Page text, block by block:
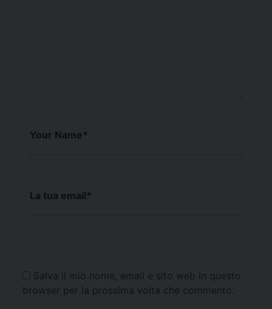
Your Name*
La tua email*
Salva il mio nome, email e sito web in questo
browser per la prossima volta che commento.